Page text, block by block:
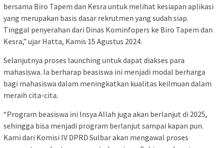
bersama Biro Tapem dan Kesra untuk melihat kesiapan aplikasi
yang merupakan basis dasar rekrutmen yang sudah siap.
Tinggal penyerahan dari Dinas Kominfopers ke Biro Tapem dan
Kesra,” ujar Hatta, Kamis 15 Agustus 2024.
Selanjutnya proses launching untuk dapat diakses para
mahasiswa. Ia berharap beasiswa ini menjadi modal berharga
bagi mahasiswa dalam meningkatkan kualitas keilmuan dalam
meraih cita-cita.
“Program beasiswa ini Insya Allah juga akan berlanjut di 2025,
sehingga bisa menjadi program berlanjut sampai kapan pun.
Kami dari Komisi IV DPRD Sulbar akan mengawal proses